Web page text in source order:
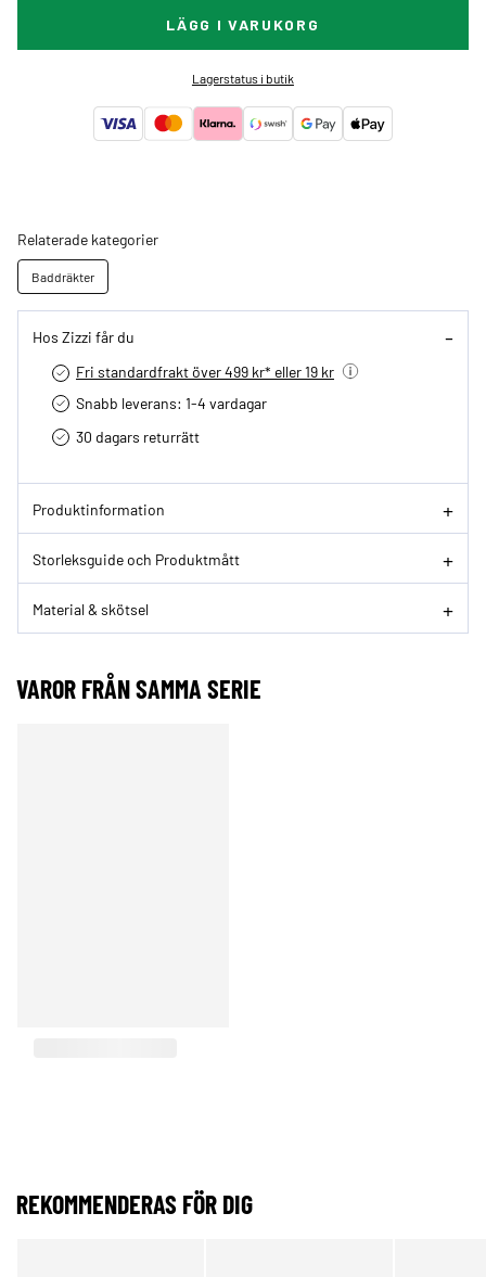
LÄGG I VARUKORG
Lagerstatus i butik
Relaterade kategorier
Baddräkter
Hos Zizzi får du
Fri standardfrakt över 499 kr* eller 19 kr
Snabb leverans: 1-4 vardagar
30 dagars returrätt­
Produktinformation
Storleksguide och Produktmått
Material & skötsel
VAROR FRÅN SAMMA SERIE
REKOMMENDERAS FÖR DIG